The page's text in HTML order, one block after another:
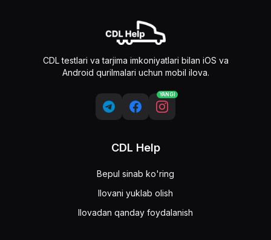
CDL testlari va tarjima imkoniyatlari bilan iOS va
Android qurilmalari uchun mobil ilova.
YANGI
CDL Help
Bepul sinab ko'ring
Ilovani yuklab olish
Ilovadan qanday foydalanish